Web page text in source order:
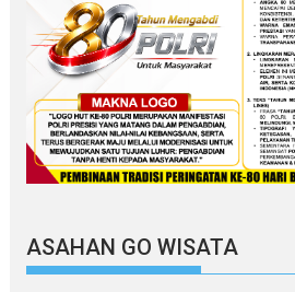
ASAHAN GO WISATA